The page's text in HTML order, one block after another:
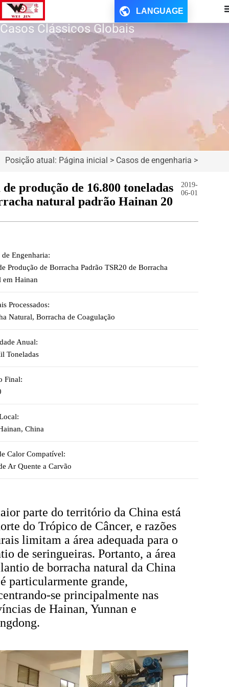
LANGUAGE
Casos Clássicos Globais
Posição atual: Página inicial > Casos de engenharia >
produção de 16.800 toneladas
natural padrão Hainan 20
2019-
06-01
de Engenharia:
Produção de Borracha Padrão TSR20 de Borracha
em Hainan
Processados:
Natural, Borracha de Coagulação
Anual:
Toneladas
Final:
China
Calor Compatível:
Ar Quente a Carvão
parte do território da China está
do Trópico de Câncer, e razões
limitam a área adequada para o
de seringueiras. Portanto, a área
de borracha natural da China
particularmente grande,
se principalmente nas
de Hainan, Yunnan e